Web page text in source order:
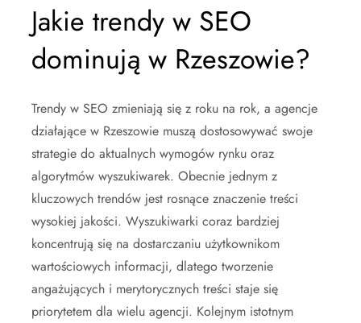
Jakie trendy w SEO
dominują w Rzeszowie?
Trendy w SEO zmieniają się z roku na rok, a agencje
działające w Rzeszowie muszą dostosowywać swoje
strategie do aktualnych wymogów rynku oraz
algorytmów wyszukiwarek. Obecnie jednym z
kluczowych trendów jest rosnące znaczenie treści
wysokiej jakości. Wyszukiwarki coraz bardziej
koncentrują się na dostarczaniu użytkownikom
wartościowych informacji, dlatego tworzenie
angażujących i merytorycznych treści staje się
priorytetem dla wielu agencji. Kolejnym istotnym